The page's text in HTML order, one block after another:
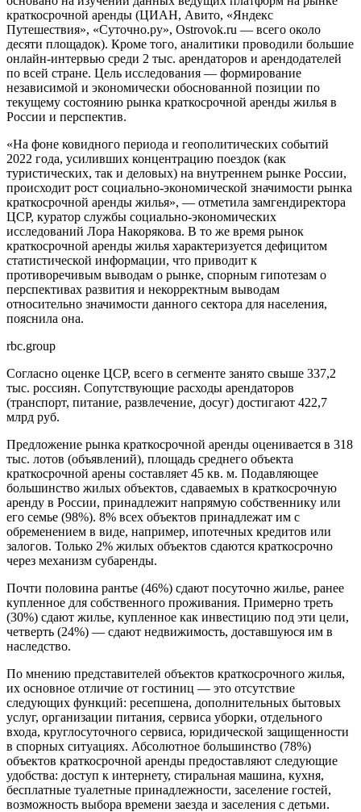
краткосрочной аренды (ЦИАН, Авито, «Яндекс
Путешествия», «Суточно.ру», Ostrovok.ru — всего около
десяти площадок). Кроме того, аналитики проводили большие
онлайн-интервью среди 2 тыс. арендаторов и арендодателей
по всей стране. Цель исследования — формирование
независимой и экономически обоснованной позиции по
текущему состоянию рынка краткосрочной аренды жилья в
России и перспектив.
«На фоне ковидного периода и геополитических событий
2022 года, усиливших концентрацию поездок (как
туристических, так и деловых) на внутреннем рынке России,
происходит рост социально-экономической значимости рынка
краткосрочной аренды жилья», — отметила замгендиректора
ЦСР, куратор службы социально-экономических
исследований Лора Накорякова. В то же время рынок
краткосрочной аренды жилья характеризуется дефицитом
статистической информации, что приводит к
противоречивым выводам о рынке, спорным гипотезам о
перспективах развития и некорректным выводам
относительно значимости данного сектора для населения,
пояснила она.
rbc.group
Согласно оценке ЦСР, всего в сегменте занято свыше 337,2
тыс. россиян. Сопутствующие расходы арендаторов
(транспорт, питание, развлечение, досуг) достигают 422,7
млрд руб.
Предложение рынка краткосрочной аренды оценивается в 318
тыс. лотов (объявлений), площадь среднего объекта
краткосрочной арены составляет 45 кв. м. Подавляющее
большинство жилых объектов, сдаваемых в краткосрочную
аренду в России, принадлежит напрямую собственнику или
его семье (98%). 8% всех объектов принадлежат им с
обременением в виде, например, ипотечных кредитов или
залогов. Только 2% жилых объектов сдаются краткосрочно
через механизм субаренды.
Почти половина рантье (46%) сдают посуточно жилье, ранее
купленное для собственного проживания. Примерно треть
(30%) сдают жилье, купленное как инвестицию под эти цели,
четверть (24%) — сдают недвижимость, доставшуюся им в
наследство.
По мнению представителей объектов краткосрочного жилья,
их основное отличие от гостиниц — это отсутствие
следующих функций: ресепшена, дополнительных бытовых
услуг, организации питания, сервиса уборки, отдельного
входа, круглосуточного сервиса, юридической защищенности
в спорных ситуациях. Абсолютное большинство (78%)
объектов краткосрочной аренды предоставляют следующие
удобства: доступ к интернету, стиральная машина, кухня,
бесплатные туалетные принадлежности, заселение гостей,
возможность выбора времени заезда и заселения с детьми.